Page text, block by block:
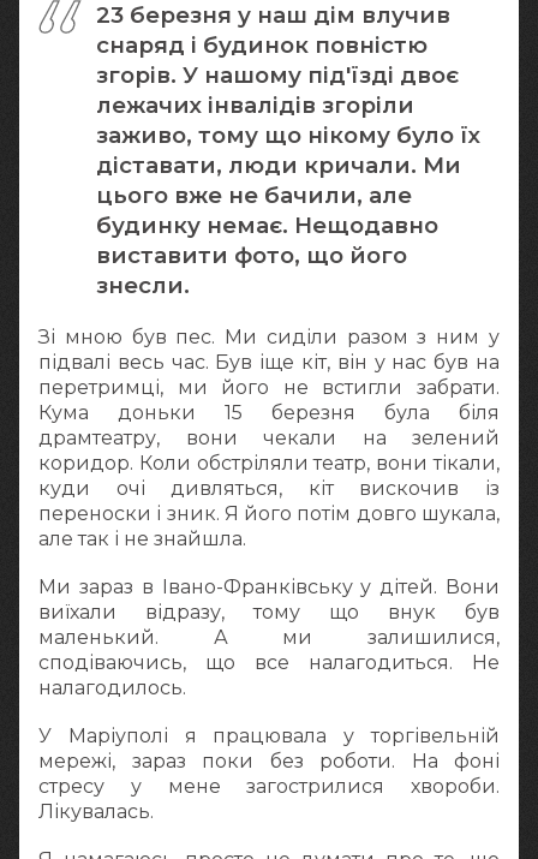
23 березня у наш дім влучив
снаряд і будинок повністю
згорів. У нашому під'їзді двоє
лежачих інвалідів згоріли
заживо, тому що нікому було їх
діставати, люди кричали. Ми
цього вже не бачили, але
будинку немає. Нещодавно
виставити фото, що його
знесли.
Зі мною був пес. Ми сиділи разом з ним у
підвалі весь час. Був іще кіт, він у нас був на
перетримці, ми його не встигли забрати.
Кума доньки 15 березня була біля
драмтеатру, вони чекали на зелений
коридор. Коли обстріляли театр, вони тікали,
куди очі дивляться, кіт вискочив із
переноски і зник. Я його потім довго шукала,
але так і не знайшла.
Ми зараз в Івано-Франківську у дітей. Вони
виїхали відразу, тому що внук був
маленький. А ми залишилися,
сподіваючись, що все налагодиться. Не
налагодилось.
У Маріуполі я працювала у торгівельній
мережі, зараз поки без роботи. На фоні
стресу у мене загострилися хвороби.
Лікувалась.